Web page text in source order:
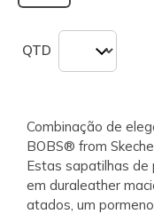
QTD
Combinação de
BOBS® from
Estas sapatilhas
em duraleather
atados, um